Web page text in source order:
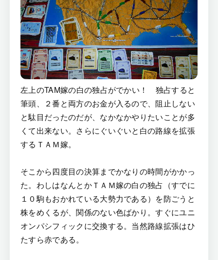
左上のTAM嫁の白の独占がでかい！ 独占すると
筆頭、２番と両方のお金が入るので、阻止しない
と駄目だったのだが、なかなかやりたいことが多
くて出来ない。さらにぐいぐいと白の路線を拡張
するＴＡＭ嫁。
そこから四度目の決算までかなりの時間がかかっ
た。わしはなんとかＴＡＭ嫁の白の独占（すでに
１０駒もおかれている大勢力である）を防ごうと
株をめくるが、関係のない色ばかり。すぐにユニ
オンパシフィックに交換する。当然路線拡張はひ
たすら赤である。